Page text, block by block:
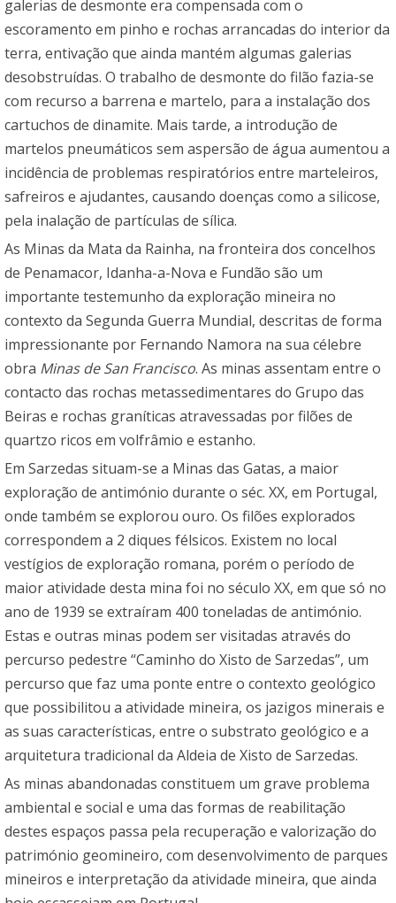
galerias de desmonte era compensada com o
escoramento em pinho e rochas arrancadas do interior da
terra, entivação que ainda mantém algumas galerias
desobstruídas. O trabalho de desmonte do filão fazia-se
com recurso a barrena e martelo, para a instalação dos
cartuchos de dinamite. Mais tarde, a introdução de
martelos pneumáticos sem aspersão de água aumentou a
incidência de problemas respiratórios entre marteleiros,
safreiros e ajudantes, causando doenças como a silicose,
pela inalação de partículas de sílica.
As Minas da Mata da Rainha, na fronteira dos concelhos
de Penamacor, Idanha-a-Nova e Fundão são um
importante testemunho da exploração mineira no
contexto da Segunda Guerra Mundial, descritas de forma
impressionante por Fernando Namora na sua célebre
obra Minas de San Francisco. As minas assentam entre o
contacto das rochas metassedimentares do Grupo das
Beiras e rochas graníticas atravessadas por filões de
quartzo ricos em volfrâmio e estanho.
Em Sarzedas situam-se a Minas das Gatas, a maior
exploração de antimónio durante o séc. XX, em Portugal,
onde também se explorou ouro. Os filões explorados
correspondem a 2 diques félsicos. Existem no local
vestígios de exploração romana, porém o período de
maior atividade desta mina foi no século XX, em que só no
ano de 1939 se extraíram 400 toneladas de antimónio.
Estas e outras minas podem ser visitadas através do
percurso pedestre “Caminho do Xisto de Sarzedas”, um
percurso que faz uma ponte entre o contexto geológico
que possibilitou a atividade mineira, os jazigos minerais e
as suas características, entre o substrato geológico e a
arquitetura tradicional da Aldeia de Xisto de Sarzedas.
As minas abandonadas constituem um grave problema
ambiental e social e uma das formas de reabilitação
destes espaços passa pela recuperação e valorização do
património geomineiro, com desenvolvimento de parques
mineiros e interpretação da atividade mineira, que ainda